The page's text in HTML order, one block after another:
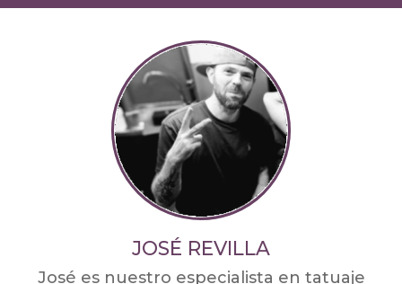
JOSÉ REVILLA
José es nuestro especialista en tatuaje